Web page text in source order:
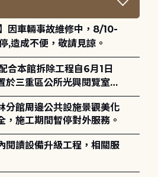
,造成不便，敬請見諒。
於三重區公所光興閱覽室，
分館周邊公共設施景觀美化
，施工期間暫停對外服務。
閱讀設備升級工程，相關服